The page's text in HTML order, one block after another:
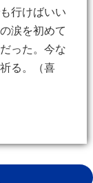
行けばいい
涙を初めて
った。今な
る。（喜